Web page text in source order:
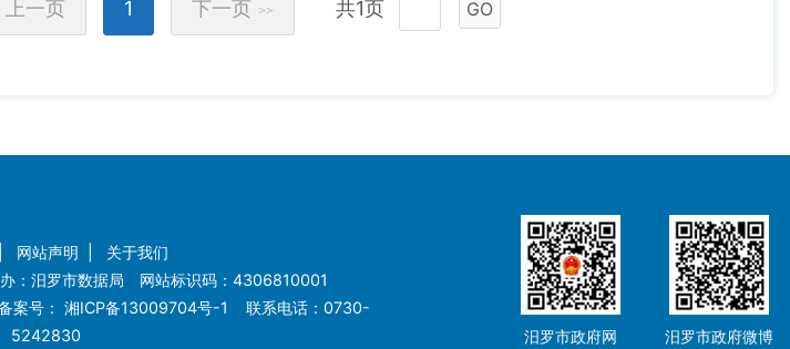
上一页 1 下一页 >> 共1页 GO
网站声明
关于我们
：汨罗市数据局 网站标识码：4306810001
案号： 湘ICP备13009704号-1
联系电话：0730-
5242830
汨罗市政府网 汨罗市政府微博